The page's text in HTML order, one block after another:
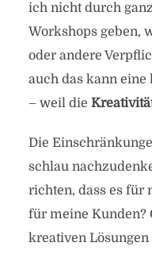
ich nicht durch
Workshops geben,
oder andere
auch das kann
– weil die
Die
schlau
richten, dass es für
für meine Kunden?
kreativen